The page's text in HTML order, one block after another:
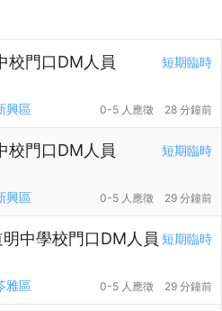
短期臨時
校門口DM人員
興區 0-5 人應徵 28 分鐘前
短期臨時
校門口DM人員
興區 0-5 人應徵 29 分鐘前
短期臨時
中學校門口DM人員
雅區 0-5 人應徵 29 分鐘前